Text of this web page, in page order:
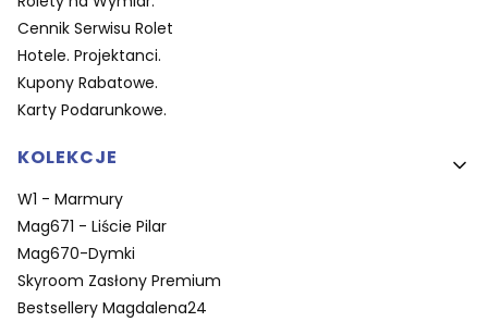
Cennik Serwisu Rolet
Hotele. Projektanci.
Kupony Rabatowe.
Karty Podarunkowe.
KOLEKCJE
W1 - Marmury
Mag671 - Liście Pilar
Mag670-Dymki
Skyroom Zasłony Premium
Bestsellery Magdalena24